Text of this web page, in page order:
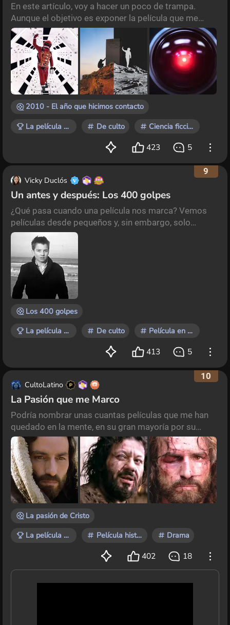
En este artículo, voy a hacer un poco de trampa.
Aunque el objetivo es exponer la película que me
enamoró del séptimo arte, en mi caso, fue un libro:
“2001: Odisea del Espacio”. Para cuando el libro llegó
a mis manos, ya tenía una buena dosis de cine. Los
Rambos, los Robocops, los Terminators y, por
supuesto, Star Wars formaban parte de mi
entretenimiento semanal. Sin embargo, me
consideraba un af
2010 - El año que hicimos contacto
La película que te marcó De culto Ciencia ficción
423 5
Vicky Duclós
Un antes y después: Los 400 golpes
¿Qué pasa cuando una película nos marca? Vemos
películas desde pequeños y, sin embargo, solo
algunas generan un quiebre en nuestra forma de
sentir el cine a nivel personal pero también cambian
nuestra forma de entenderlo a nivel artístico.
Reflexionar sobre el por qué una película nos marcó,
es detenernos a identificar rasgos importantes en su
forma y contenido. En este caso elegí recorrer un títu
Los 400 golpes
La película que te marcó De culto Película en blanco y negro
413 5
9
CultoLatino
La Pasión que me Marco
Podría nombrar unas cuantas películas que me han
quedado en la mente, en su gran mayoría por su
buena conjunción entre técnica y relato. Como no
nombrar “El Padrino” , "Volver al Futuro", “2001 Odisea
del Espacio”, “Forrest Gump”, “Star Wars”, “La historia
Sin Fin” y así unas cuantas mas, incluso muchas de
las que he leído en éste desafío como “Peliculas que
me marcaron” son también coincidentes c
La pasión de Cristo
La película que te marcó Película histórica Drama
402 18
10